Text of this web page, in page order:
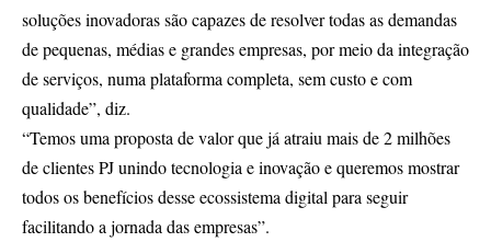
soluções inovadoras são capazes de resolver todas as demandas
de pequenas, médias e grandes empresas, por meio da integração
de serviços, numa plataforma completa, sem custo e com
qualidade”, diz.
“Temos uma proposta de valor que já atraiu mais de 2 milhões
de clientes PJ unindo tecnologia e inovação e queremos mostrar
todos os benefícios desse ecossistema digital para seguir
facilitando a jornada das empresas”.